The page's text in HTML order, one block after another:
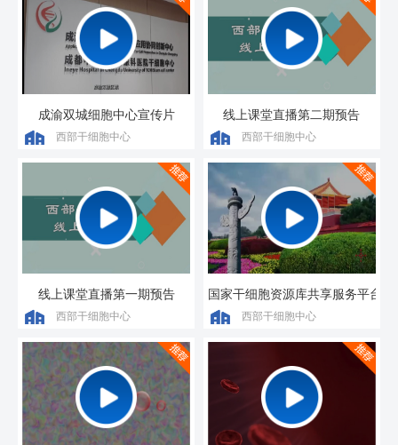
成渝双城细胞中心宣传片
西部干细胞中心
线上课堂直播第二期预告
西部干细胞中心
线上课堂直播第一期预告
西部干细胞中心
国家干细胞资源库共享服务平台宣
西部干细胞中心